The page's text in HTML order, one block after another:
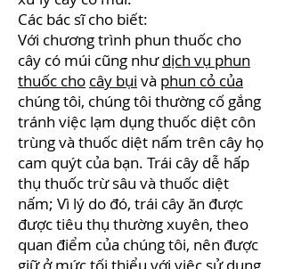
Các bác sĩ cho biết:
Với chương trình phun thuốc cho
cây có múi cũng nhưdịch vụ phun
thuốc cho cây bụi và phun cỏ của
chúng tôi, chúng tôi thường cố gắng
tránh việc lạm dụng thuốc diệt côn
trùng và thuốc diệt nấm trên cây họ
cam quýt của bạn. Trái cây dễ hấp
thụ thuốc trừ sâu và thuốc diệt
nấm; Vì lý do đó, trái cây ăn được
được tiêu thụ thường xuyên, theo
quan điểm của chúng tôi, nên được